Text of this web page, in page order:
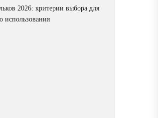
2026: критерии выбора для
использования